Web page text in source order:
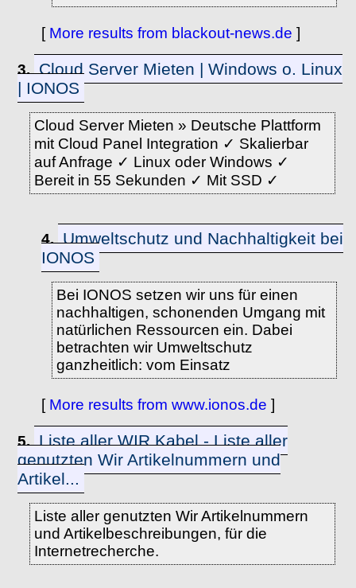
[ More results from blackout-news.de ]
3. Cloud Server Mieten | Windows o. Linux
| IONOS
Cloud Server Mieten » Deutsche Plattform
mit Cloud Panel Integration ✓ Skalierbar
auf Anfrage ✓ Linux oder Windows ✓
Bereit in 55 Sekunden ✓ Mit SSD ✓
4. Umweltschutz und Nachhaltigkeit bei
IONOS
Bei IONOS setzen wir uns für einen
nachhaltigen, schonenden Umgang mit
natürlichen Ressourcen ein. Dabei
betrachten wir Umweltschutz
ganzheitlich: vom Einsatz
[ More results from www.ionos.de ]
5. Liste aller WIR Kabel - Liste aller
genutzten Wir Artikelnummern und
Artikel...
Liste aller genutzten Wir Artikelnummern
und Artikelbeschreibungen, für die
Internetrecherche.